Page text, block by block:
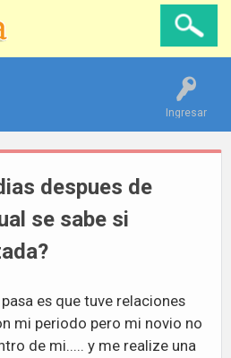
Ingresar
despues de
se sabe si
es que tuve relaciones
mi periodo pero mi novio no
de mi..... y me realize una